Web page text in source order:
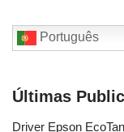
Português
Últimas
Driver Epson